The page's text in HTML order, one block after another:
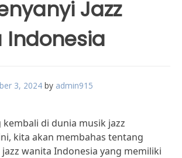
Jazz
Indonesia
3, 2024 by admin915
kembali di dunia musik jazz
kita akan membahas tentang
wanita Indonesia yang memiliki